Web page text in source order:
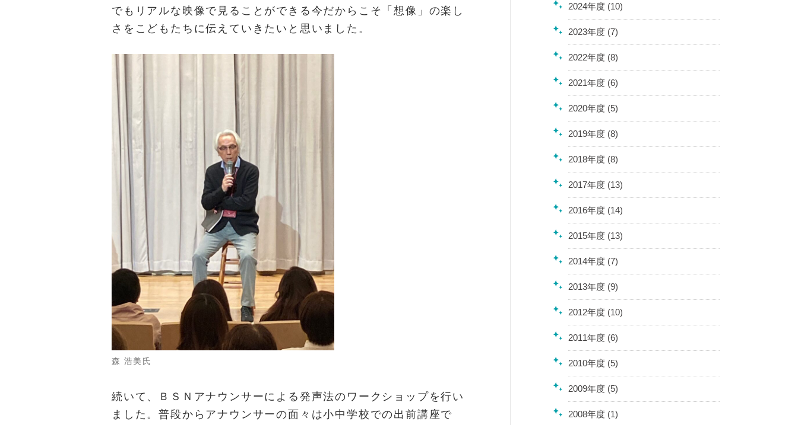
でもリアルな映像で見ることができる今だからこそ「想像」の楽し
さをこどもたちに伝えていきたいと思いました。
森 浩美氏
続いて、ＢＳＮアナウンサーによる発声法のワークショップを行い
ました。普段からアナウンサーの面々は小中学校での出前講座で
2024年度 (10)
2023年度 (7)
2022年度 (8)
2021年度 (6)
2020年度 (5)
2019年度 (8)
2018年度 (8)
2017年度 (13)
2016年度 (14)
2015年度 (13)
2014年度 (7)
2013年度 (9)
2012年度 (10)
2011年度 (6)
2010年度 (5)
2009年度 (5)
2008年度 (1)